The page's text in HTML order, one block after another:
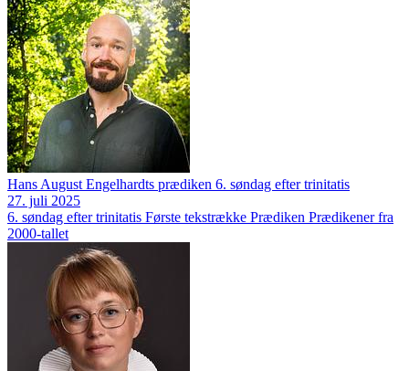
Hans August Engelhardts prædiken 6. søndag efter trinitatis
27. juli 2025
6. søndag efter trinitatis Første tekstrække Prædiken Prædikener fra
2000-tallet